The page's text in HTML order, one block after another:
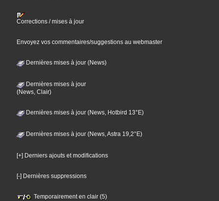
Corrections / mises à jour
Envoyez vos commentaires/suggestions au webmaster
Dernières mises à jour (News)
Dernières mises à jour
(News, Clair)
Dernières mises à jour (News, Hotbird 13°E)
Dernières mises à jour (News, Astra 19,2°E)
[+] Derniers ajouts et modifications
[-] Dernières suppressions
Temporairement en clair (5)